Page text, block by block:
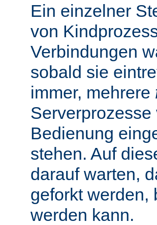
Ein einzelner
von
Verbindungen
sobald sie
immer, mehrere
Bedienung
stehen. Auf
darauf warten,
geforkt werden,
werden kann.